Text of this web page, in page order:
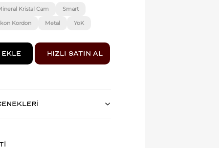
Kristal Cam Smart
Kordon Metal YoK